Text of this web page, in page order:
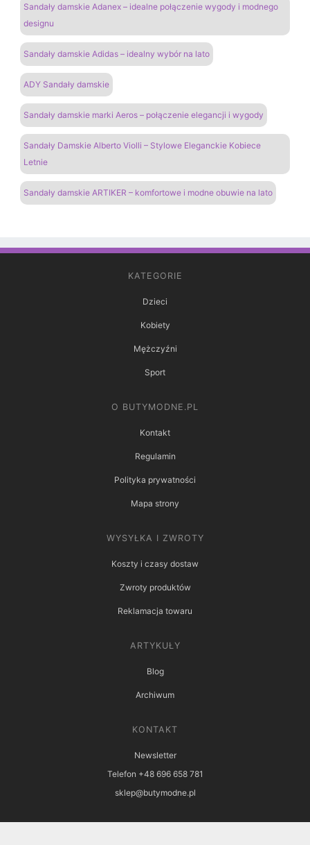
Sandały damskie Adanex – idealne połączenie wygody i modnego
designu
Sandały damskie Adidas – idealny wybór na lato
ADY Sandały damskie
Sandały damskie marki Aeros – połączenie elegancji i wygody
Sandały Damskie Alberto Violli – Stylowe Eleganckie Kobiece
Letnie
Sandały damskie ARTIKER – komfortowe i modne obuwie na lato
KATEGORIE
Dzieci
Kobiety
Mężczyźni
Sport
O BUTYMODNE.PL
Kontakt
Regulamin
Polityka prywatności
Mapa strony
WYSYŁKA I ZWROTY
Koszty i czasy dostaw
Zwroty produktów
Reklamacja towaru
ARTYKUŁY
Blog
Archiwum
KONTAKT
Newsletter
Telefon +48 696 658 781
sklep@butymodne.pl